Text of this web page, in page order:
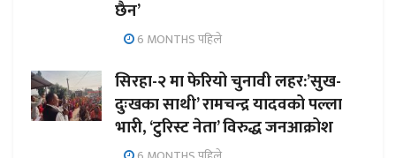
छैन’
6 MONTHS पहिले
सिरहा-२ मा फेरियो चुनावी लहर:’सुख-
दुःखका साथी’ रामचन्द्र यादवको पल्ला
भारी, ‘टुरिस्ट नेता’ विरुद्ध जनआक्रोश